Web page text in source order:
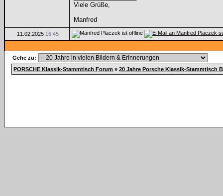
Viele Grüße,
Manfred
11.02.2025 16:45
Gehe zu:
PORSCHE Klassik-Stammtisch Forum »20 Jahre Porsche Klassik-Stammtisch